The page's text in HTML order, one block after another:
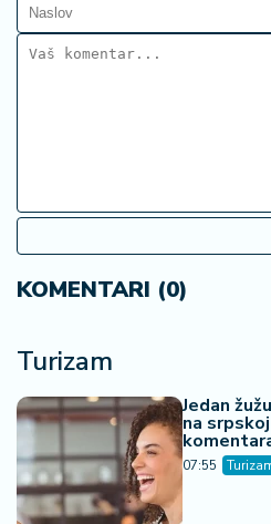
KOMENTARI (0)
Turizam
Jedan
na
07:55